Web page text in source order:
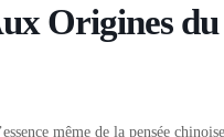
Origines du
même de la pensée